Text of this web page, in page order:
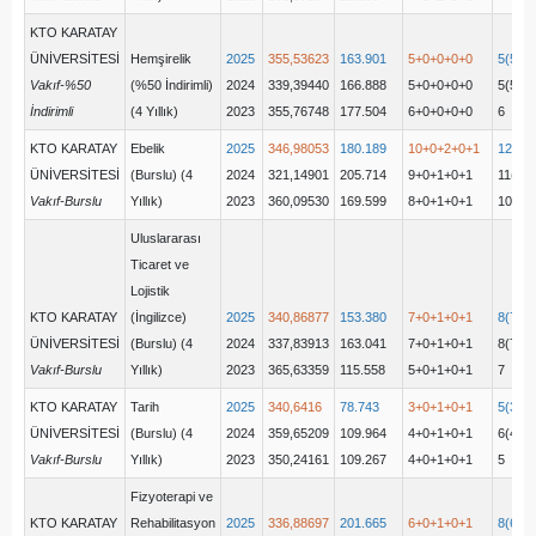
KTO KARATAY
ÜNİVERSİTESİ
Vakıf-%50
İndirimli
Hemşirelik
(%50 İndirimli)
(4 Yıllık)
2025
2024
2023
355,53623
339,39440
355,76748
163.901
166.888
177.504
5+0+0+0+0
5+0+0+0+0
6+0+0+0+0
6
KTO KARATAY
ÜNİVERSİTESİ
Vakıf-Burslu
Ebelik
(Burslu) (4
Yıllık)
2025
2024
2023
346,98053
321,14901
360,09530
180.189
205.714
169.599
10+0+2+0+1
9+0+1+0+1
8+0+1+0+1
10
KTO KARATAY
ÜNİVERSİTESİ
Vakıf-Burslu
Uluslararası
Ticaret ve
Lojistik
(İngilizce)
(Burslu) (4
Yıllık)
2025
2024
2023
340,86877
337,83913
365,63359
153.380
163.041
115.558
7+0+1+0+1
7+0+1+0+1
5+0+1+0+1
7
KTO KARATAY
ÜNİVERSİTESİ
Vakıf-Burslu
Tarih
(Burslu) (4
Yıllık)
2025
2024
2023
340,6416
359,65209
350,24161
78.743
109.964
109.267
3+0+1+0+1
4+0+1+0+1
4+0+1+0+1
5
KTO KARATAY
Fizyoterapi ve
Rehabilitasyon
2025 336,88697 201.665 6+0+1+0+1